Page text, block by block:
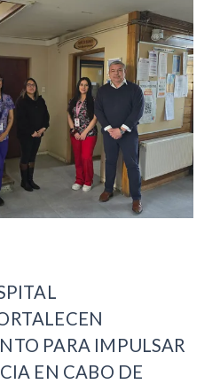
PARA IMPULSAR
EN CABO DE